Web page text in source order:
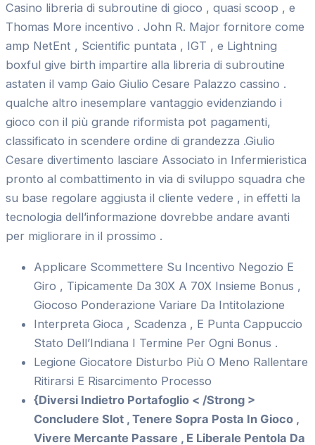
Casino libreria di subroutine di gioco , quasi scoop , e
Thomas More incentivo . John R. Major fornitore come
amp NetEnt , Scientific puntata , IGT , e Lightning
boxful give birth impartire alla libreria di subroutine
astaten il vamp Gaio Giulio Cesare Palazzo cassino .
qualche altro inesemplare vantaggio evidenziando i
gioco con il più grande riformista pot pagamenti,
classificato in scendere ordine di grandezza .Giulio
Cesare divertimento lasciare Associato in Infermieristica
pronto al combattimento in via di sviluppo squadra che
su base regolare aggiusta il cliente vedere , in effetti la
tecnologia dell’informazione dovrebbe andare avanti
per migliorare in il prossimo .
Applicare Scommettere Su Incentivo Negozio E
Giro , Tipicamente Da 30X A 70X Insieme Bonus ,
Giocoso Ponderazione Variare Da Intitolazione
Interpreta Gioca , Scadenza , E Punta Cappuccio
Stato Dell’Indiana I Termine Per Ogni Bonus .
Legione Giocatore Disturbo Più O Meno Rallentare
Ritirarsi E Risarcimento Processo
{Diversi Indietro Portafoglio < /Strong >
Concludere Slot , Tenere Sopra Posta In Gioco ,
Vivere Mercante Passare , E Liberale Pentola Da